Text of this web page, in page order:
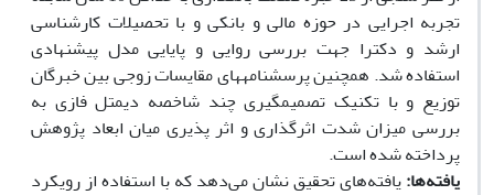
تجربه اجرایی در حوزه مالی و بانکی و با تحصیلات کارشناسی
ارشد و دکترا جهت بررسی روایی و پایایی مدل پیشنهادی
استفاده شد. همچنین پرسشنامه­های مقایسات زوجی بین خبرگان
توزیع و با تکنیک تصمیم­گیری چند شاخصه دیمتل فازی به
بررسی میزان شدت اثرگذاری و اثر پذیری میان ابعاد پژوهش
پرداخته شده است.
یافته‌ها:یافته‌های تحقیق نشان می‌دهد که با استفاده از رویکرد